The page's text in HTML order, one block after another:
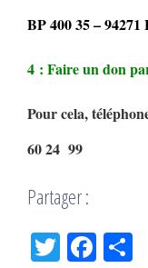
BP 400 35 –
4 : Faire un don
Pour cela,
60 24 99
Partager :
Tw Fac